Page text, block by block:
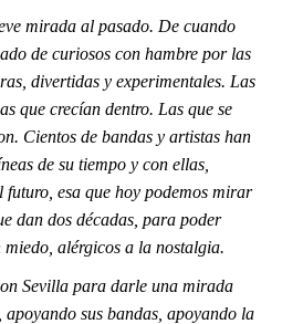
mirada al pasado. De cuando
de curiosos con hambre por las
divertidas y experimentales. Las
que crecían dentro. Las que se
Cientos de bandas y artistas han
de su tiempo y con ellas,
esa que hoy podemos mirar
dan dos décadas, para poder
alérgicos a la nostalgia.
Sevilla para darle una mirada
sus bandas, apoyando la